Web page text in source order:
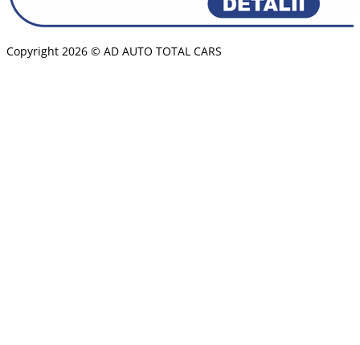
Copyright 2026 © AD AUTO TOTAL CARS